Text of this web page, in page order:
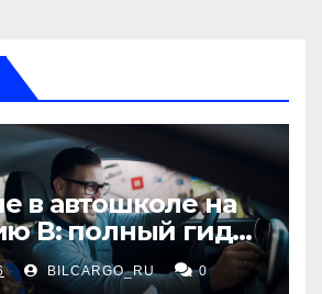
в автошколе на
В: полный гид
водителей
BILCARGO_RU 0